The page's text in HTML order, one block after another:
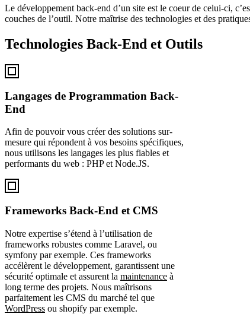
Le développement back-end d’un site est le coeur de celui-ci,
couches de l’outil. Notre maîtrise des technologies et des
Technologies Back-End et Outils
Langages de Programmation Back-
End
Afin de pouvoir vous créer des solutions sur-
mesure qui répondent à vos besoins spécifiques,
nous utilisons les langages les plus fiables et
performants du web : PHP et Node.JS.
Frameworks Back-End et CMS
Notre expertise s’étend à l’utilisation de
frameworks robustes comme Laravel, ou
symfony par exemple. Ces frameworks
accélèrent le développement, garantissent une
sécurité optimale et assurent la maintenance à
long terme des projets. Nous maîtrisons
parfaitement les CMS du marché tel que
WordPress ou shopify par exemple.